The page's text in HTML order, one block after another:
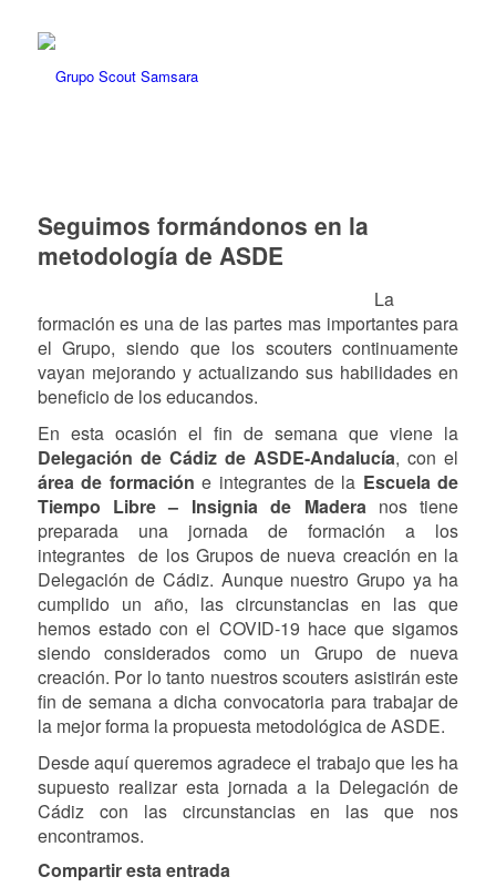
Seguimos formándonos en la
metodología de ASDE
La
formación es una de las partes mas importantes para
el Grupo, siendo que los scouters continuamente
vayan mejorando y actualizando sus habilidades en
beneficio de los educandos.
En esta ocasión el fin de semana que viene la
Delegación de Cádiz de ASDE-Andalucía, con el
área de formación e integrantes de la Escuela de
Tiempo Libre – Insignia de Maderanos tiene
preparada una jornada de formación a los
integrantes de los Grupos de nueva creación en la
Delegación de Cádiz. Aunque nuestro Grupo ya ha
cumplido un año, las circunstancias en las que
hemos estado con el COVID-19 hace que sigamos
siendo considerados como un Grupo de nueva
creación. Por lo tanto nuestros scouters asistirán este
fin de semana a dicha convocatoria para trabajar de
la mejor forma la propuesta metodológica de ASDE.
Desde aquí queremos agradece el trabajo que les ha
supuesto realizar esta jornada a la Delegación de
Cádiz con las circunstancias en las que nos
encontramos.
Compartir esta entrada